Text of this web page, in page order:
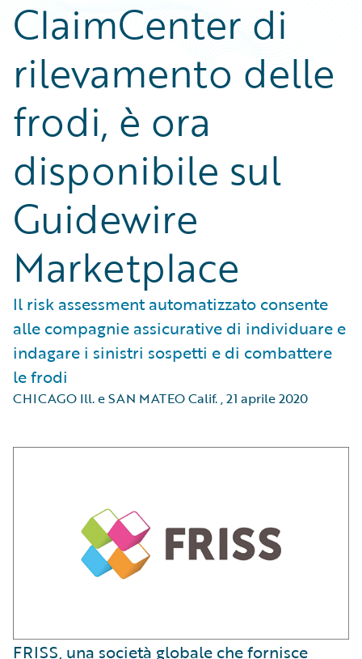
ClaimCenter di
rilevamento delle
frodi, è ora
disponibile sul
Guidewire
Marketplace
Il risk assessment automatizzato consente
alle compagnie assicurative di individuare e
indagare i sinistri sospetti e di combattere
le frodi
CHICAGO Ill. e SAN MATEO Calif.,21 aprile 2020
FRISS, una società globale che fornisce